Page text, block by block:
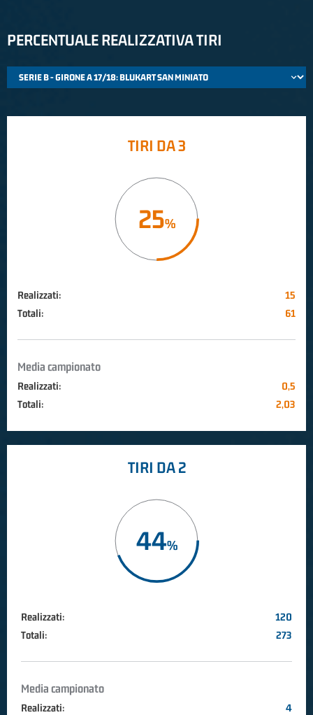
PERCENTUALE REALIZZATIVA TIRI
TIRI DA 3
25
Realizzati:
15
Totali:
61
Media campionato
Realizzati:
0,5
Totali:
2,03
TIRI DA 2
44
Realizzati:
120
Totali:
273
Media campionato
Realizzati:
4